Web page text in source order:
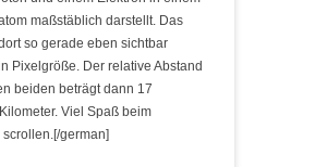
maßstäblich darstellt. Das
so gerade eben sichtbar
Pixelgröße. Der relative Abstand
beiden beträgt dann 17
Viel Spaß beim
german]